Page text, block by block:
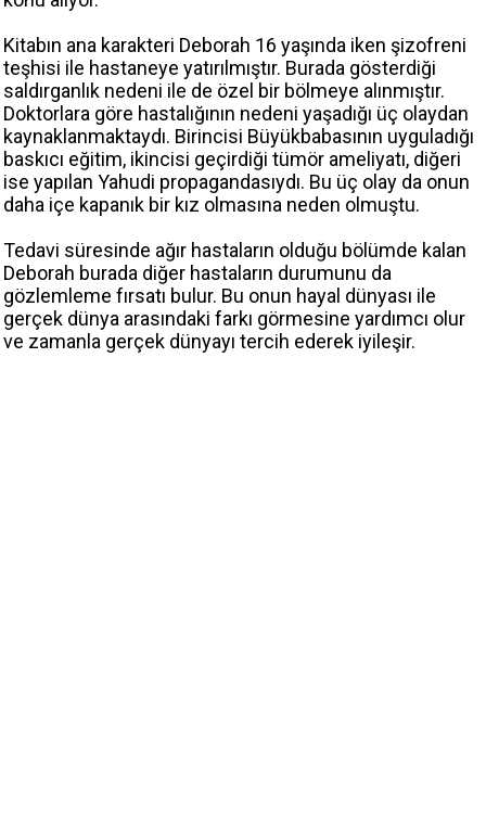
Kitabın ana karakteri Deborah 16 yaşında iken şizofreni
teşhisi ile hastaneye yatırılmıştır. Burada gösterdiği
saldırganlık nedeni ile de özel bir bölmeye alınmıştır.
Doktorlara göre hastalığının nedeni yaşadığı üç olaydan
kaynaklanmaktaydı. Birincisi Büyükbabasının uyguladığı
baskıcı eğitim, ikincisi geçirdiği tümör ameliyatı, diğeri
ise yapılan Yahudi propagandasıydı. Bu üç olay da onun
daha içe kapanık bir kız olmasına neden olmuştu.
Tedavi süresinde ağır hastaların olduğu bölümde kalan
Deborah burada diğer hastaların durumunu da
gözlemleme fırsatı bulur. Bu onun hayal dünyası ile
gerçek dünya arasındaki farkı görmesine yardımcı olur
ve zamanla gerçek dünyayı tercih ederek iyileşir.